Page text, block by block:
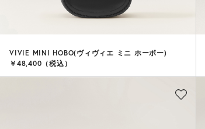
VIVIE MINI HOBO(ヴィヴィエ ミニ ホーボー)
￥48,400（税込）